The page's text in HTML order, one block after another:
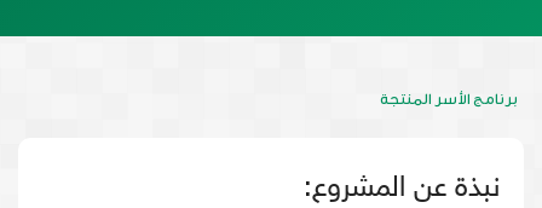
برنامج الأسر المنتجة
نبذة عن المشروع: